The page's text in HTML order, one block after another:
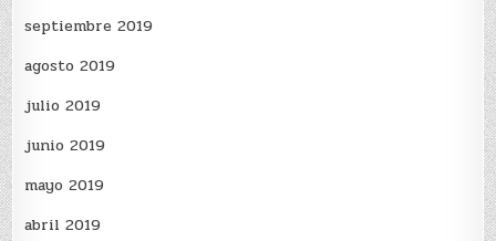
septiembre 2019
agosto 2019
julio 2019
junio 2019
mayo 2019
abril 2019